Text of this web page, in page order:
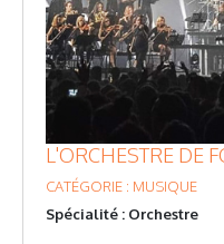
L'ORCHESTRE DE
CATÉGORIE : MUSIQUE
Spécialité : Orchestre